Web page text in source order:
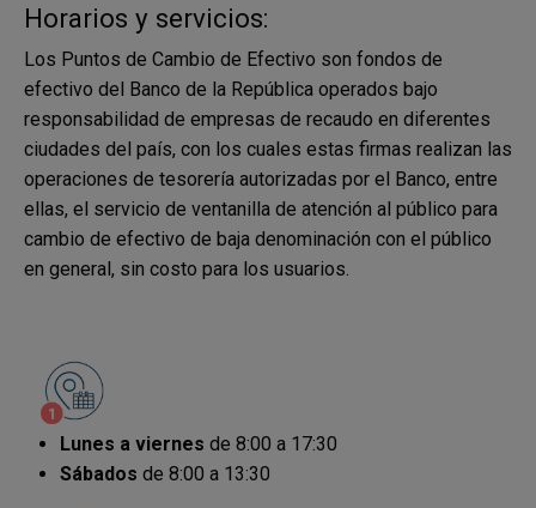
Horarios y servicios:
Los Puntos de Cambio de Efectivo son fondos de
efectivo del Banco de la República operados bajo
responsabilidad de empresas de recaudo en diferentes
ciudades del país, con los cuales estas firmas realizan las
operaciones de tesorería autorizadas por el Banco, entre
ellas, el servicio de ventanilla de atención al público para
cambio de efectivo de baja denominación con el público
en general, sin costo para los usuarios.
Lunes a viernes de 8:00 a 17:30
Sábados de 8:00 a 13:30